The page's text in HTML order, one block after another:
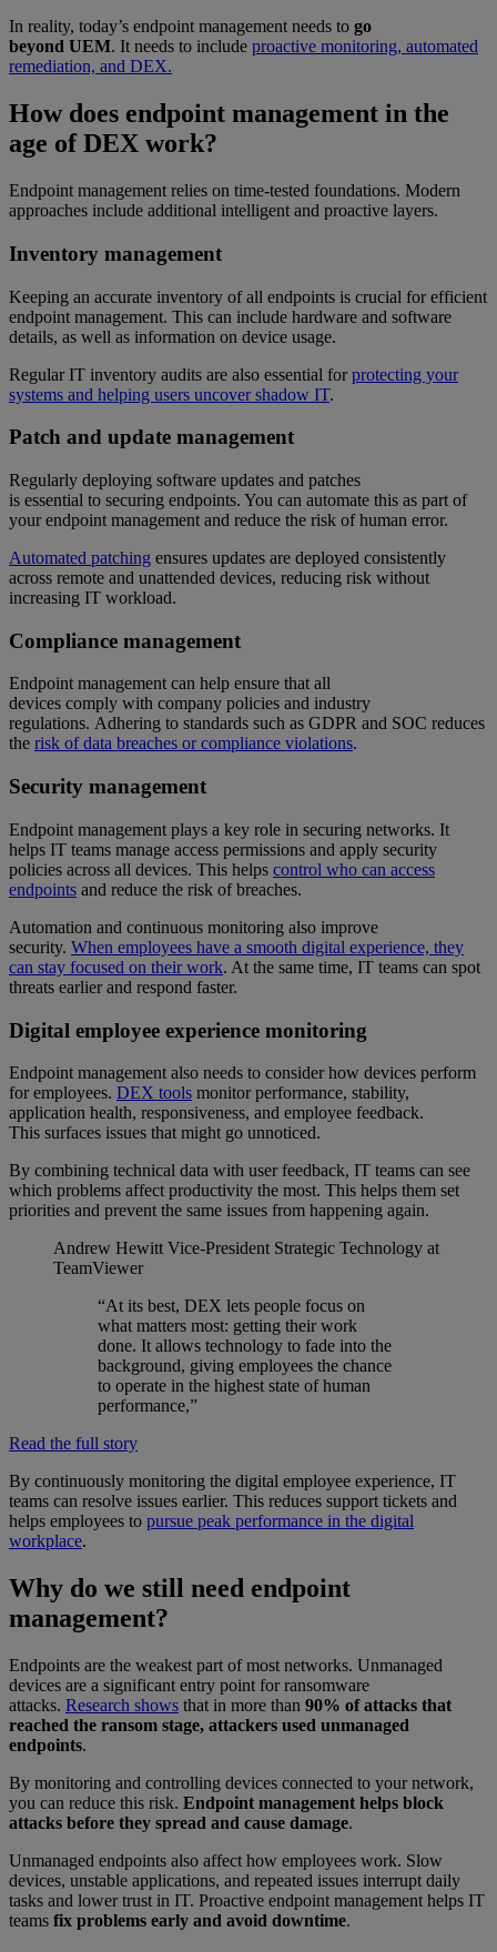
In reality, today’s endpoint management needs to go
beyond UEM. It needs to include proactive monitoring, automated
remediation, and DEX.
How does endpoint management in the
age of DEX work?
Endpoint management relies on time-tested foundations. Modern
approaches include additional intelligent and proactive layers.
Inventory management
Keeping an accurate inventory of all endpoints is crucial for efficient
endpoint management. This can include hardware and software
details, as well as information on device usage.
Regular IT inventory audits are also essential forprotecting your
systems and helping users uncover shadow IT.
Patch and update management
Regularly deploying software updates and patches
is essential to securing endpoints. You can automate this as part of
your endpoint management and reduce the risk of human error.
Automated patching ensures updates are deployed consistently
across remote and unattended devices, reducing risk without
increasing IT workload.
Compliance management
Endpoint management can help ensure that all
devices comply with company policies and industry
regulations. Adhering to standards such as GDPR and SOC reduces
the risk of data breaches or compliance violations.
Security management
Endpoint management plays a key role in securing networks. It
helps IT teams manage access permissions and apply security
policies across all devices. This helps control who can access
endpoints and reduce the risk of breaches.
Automation and continuous monitoring also improve
security. When employees have a smooth digital experience, they
can stay focused on their work. At the same time, IT teams can spot
threats earlier and respond faster.
Digital employee experience monitoring
Endpoint management also needs to consider how devices perform
for employees. DEX tools monitor performance, stability,
application health, responsiveness, and employee feedback.
This surfaces issues that might go unnoticed.
By combining technical data with user feedback, IT teams can see
which problems affect productivity the most. This helps them set
priorities and prevent the same issues from happening again.
Andrew Hewitt Vice-President Strategic Technology at
TeamViewer
“At its best, DEX lets people focus on
what matters most: getting their work
done. It allows technology to fade into the
background, giving employees the chance
to operate in the highest state of human
performance,”
Read the full story
By continuously monitoring the digital employee experience, IT
teams can resolve issues earlier. This reduces support tickets and
helps employees to pursue peak performance in the digital
workplace.
Why do we still need endpoint
management?
Endpoints are the weakest part of most networks. Unmanaged
devices are a significant entry point for ransomware
attacks. Research shows that in more than 90% of attacks that
reached the ransom stage, attackers used unmanaged
endpoints.
By monitoring and controlling devices connected to your network,
you can reduce this risk. Endpoint management helps block
attacks before they spread and cause damage.
Unmanaged endpoints also affect how employees work. Slow
devices, unstable applications, and repeated issues interrupt daily
tasks and lower trust in IT. Proactive endpoint management helps IT
teams fix problems early and avoid downtime.